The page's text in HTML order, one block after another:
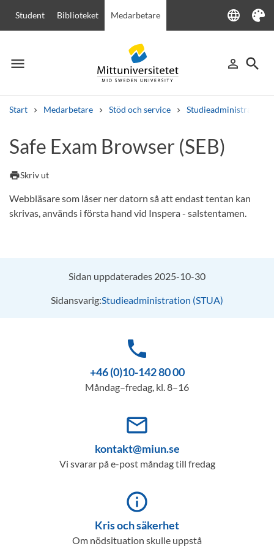
Student Biblioteket Medarbetare language
Language
Tema
menu
Meny person_outline
Logga in
search
Sök
Start Medarbetare Stöd och service Studieadministration
Andra söktjänster
Kurser och program
Safe Exam Browser (SEB)
printSkriv ut
Webbläsare som låser ner datorn så att endast tentan kan
skrivas, används i första hand vid Inspera - salstentamen.
Sidan uppdaterades 2025-10-30
Sidansvarig:Studieadministration (STUA)
phone
+46 (0)10-142 80 00
Måndag–fredag, kl. 8–16
mail_outline
kontakt@miun.se
Vi svarar på e-post måndag till fredag
info_outline
Kris och säkerhet
Om nödsituation skulle uppstå